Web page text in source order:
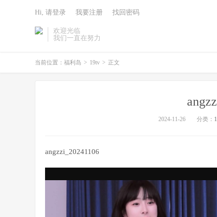
欢迎光临
我们一直在努力
Hi, 请登录 我要注册 找回密码
当前位置： 福利岛 > 19tv > 正文
2024-11-26 分类：
angzzi_20241106